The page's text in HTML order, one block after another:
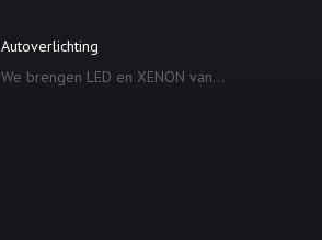
Autoverlichting
We brengen LED en XENON van...